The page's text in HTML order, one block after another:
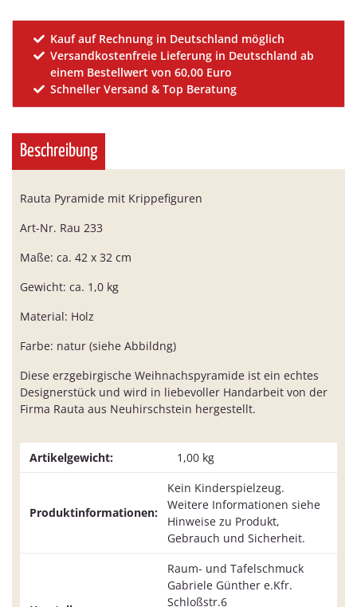
Kauf auf Rechnung in Deutschland möglich
Versandkostenfreie Lieferung in Deutschland ab
einem Bestellwert von 60,00 Euro
Schneller Versand & Top Beratung
Beschreibung
Rauta Pyramide mit Krippefiguren
Art-Nr. Rau 233
Maße: ca. 42 x 32 cm
Gewicht: ca. 1,0 kg
Material: Holz
Farbe: natur (siehe Abbildng)
Diese erzgebirgische Weihnachspyramide ist ein echtes
Designerstück und wird in liebevoller Handarbeit von der
Firma Rauta aus Neuhirschstein hergestellt.
Artikelgewicht: 1,00 kg
Produktinformationen:
Kein Kinderspielzeug.
Weitere Informationen siehe
Hinweise zu Produkt,
Gebrauch und Sicherheit.
Raum- und Tafelschmuck
Gabriele Günther e.Kfr.
Schloßstr.6